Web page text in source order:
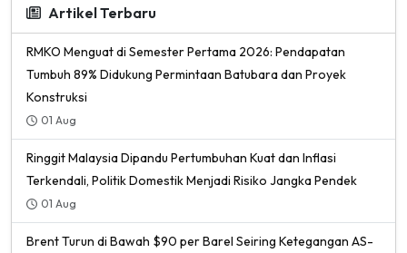
Artikel Terbaru
RMKO Menguat di Semester Pertama 2026: Pendapatan
Tumbuh 89% Didukung Permintaan Batubara dan Proyek
Konstruksi
01 Aug
Ringgit Malaysia Dipandu Pertumbuhan Kuat dan Inflasi
Terkendali, Politik Domestik Menjadi Risiko Jangka Pendek
01 Aug
Brent Turun di Bawah $90 per Barel Seiring Ketegangan AS-